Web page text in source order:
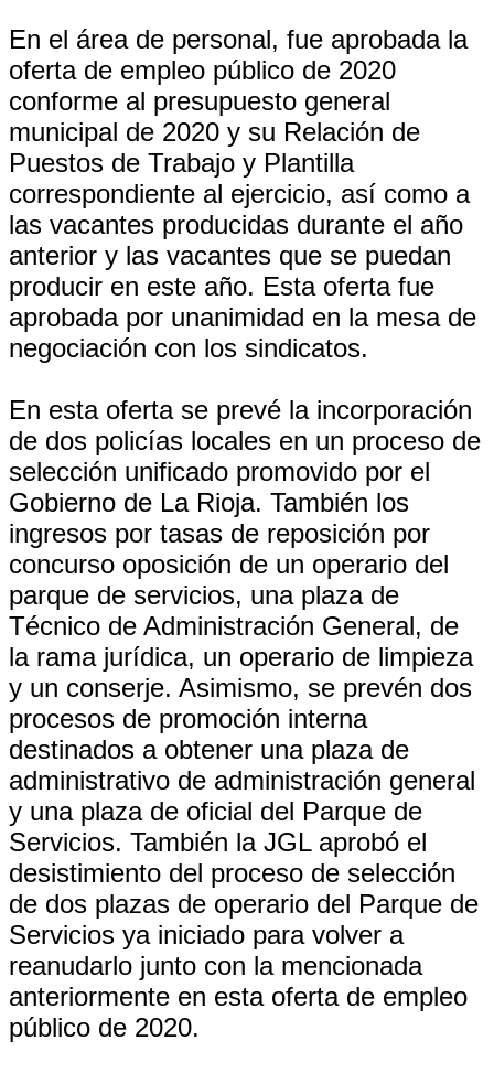
En el área de personal, fue aprobada la
oferta de empleo público de 2020
conforme al presupuesto general
municipal de 2020 y su Relación de
Puestos de Trabajo y Plantilla
correspondiente al ejercicio, así como a
las vacantes producidas durante el año
anterior y las vacantes que se puedan
producir en este año. Esta oferta fue
aprobada por unanimidad en la mesa de
negociación con los sindicatos.
En esta oferta se prevé la incorporación
de dos policías locales en un proceso de
selección unificado promovido por el
Gobierno de La Rioja. También los
ingresos por tasas de reposición por
concurso oposición de un operario del
parque de servicios, una plaza de
Técnico de Administración General, de
la rama jurídica, un operario de limpieza
y un conserje. Asimismo, se prevén dos
procesos de promoción interna
destinados a obtener una plaza de
administrativo de administración general
y una plaza de oficial del Parque de
Servicios. También la JGL aprobó el
desistimiento del proceso de selección
de dos plazas de operario del Parque de
Servicios ya iniciado para volver a
reanudarlo junto con la mencionada
anteriormente en esta oferta de empleo
público de 2020.